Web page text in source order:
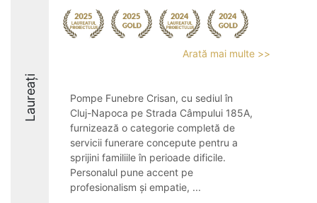
Laureați
Arată mai multe >>
Pompe Funebre Crisan, cu sediul în
Cluj-Napoca pe Strada Câmpului 185A,
furnizează o categorie completă de
servicii funerare concepute pentru a
sprijini familiile în perioade dificile.
Personalul pune accent pe
profesionalism și empatie, ...